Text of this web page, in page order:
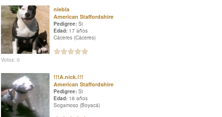
niebla
American Staffordshire
Pedigree: Si
Edad: 17 años
Cáceres (Cáceres)
Votos: 0
!!!A.nick.!!!
American Staffordshire
Pedigree: Si
Edad: 16 años
Sogamoso (Boyacá)